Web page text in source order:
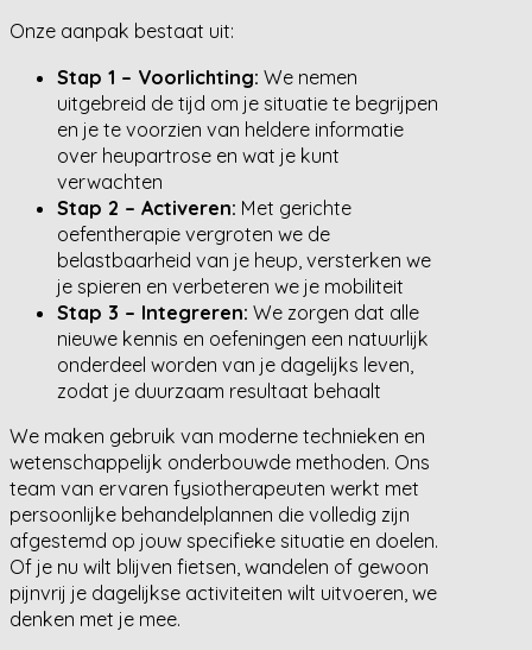
Onze aanpak bestaat uit:
Stap 1 – Voorlichting: We nemen
uitgebreid de tijd om je situatie te begrijpen
en je te voorzien van heldere informatie
over heupartrose en wat je kunt
verwachten
Stap 2 – Activeren: Met gerichte
oefentherapie vergroten we de
belastbaarheid van je heup, versterken we
je spieren en verbeteren we je mobiliteit
Stap 3 – Integreren: We zorgen dat alle
nieuwe kennis en oefeningen een natuurlijk
onderdeel worden van je dagelijks leven,
zodat je duurzaam resultaat behaalt
We maken gebruik van moderne technieken en
wetenschappelijk onderbouwde methoden. Ons
team van ervaren fysiotherapeuten werkt met
persoonlijke behandelplannen die volledig zijn
afgestemd op jouw specifieke situatie en doelen.
Of je nu wilt blijven fietsen, wandelen of gewoon
pijnvrij je dagelijkse activiteiten wilt uitvoeren, we
denken met je mee.